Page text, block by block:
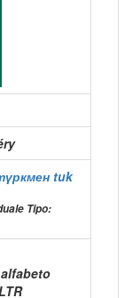
tuk
Tipo:
alfabeto